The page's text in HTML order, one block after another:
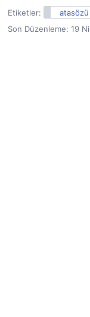
Etiketler: atasözü
Son Düzenleme: 19